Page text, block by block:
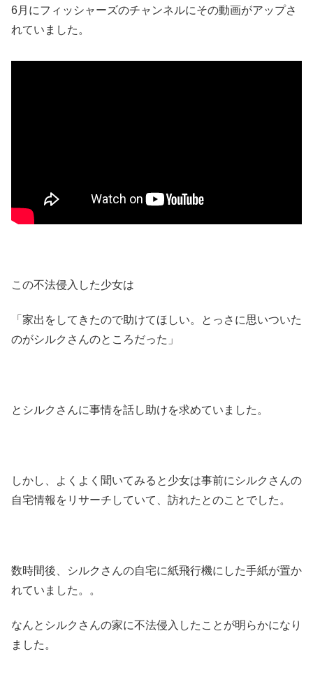
6月にフィッシャーズのチャンネルにその動画がアップさ
れていました。
この不法侵入した少女は
「家出をしてきたので助けてほしい。とっさに思いついた
のがシルクさんのところだった」
とシルクさんに事情を話し助けを求めていました。
しかし、よくよく聞いてみると少女は事前にシルクさんの
自宅情報をリサーチしていて、訪れたとのことでした。
数時間後、シルクさんの自宅に紙飛行機にした手紙が置か
れていました。。
なんとシルクさんの家に不法侵入したことが明らかになり
ました。